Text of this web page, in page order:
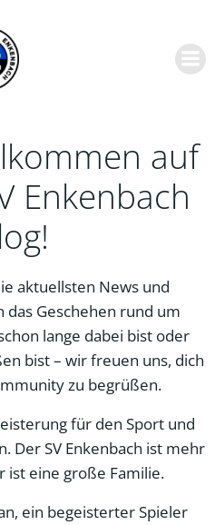
springen
auf
Enkenbach
aktuellsten News und
das Geschehen rund um
lange dabei bist oder
bist – wir freuen uns, dich
zu begrüßen.
für den Sport und
Der SV Enkenbach ist mehr
ist eine große Familie.
ein begeisterter Spieler